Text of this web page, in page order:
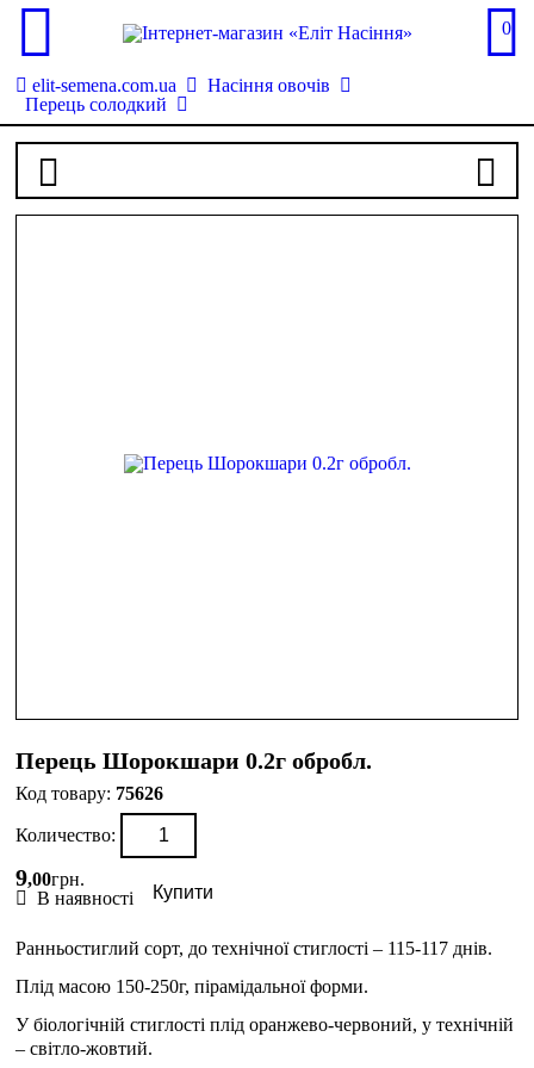
0
elit-semena.com.ua
Насіння овочів
Перець солодкий
Перець Шорокшари 0.2г обробл.
75626
Количество:
9,00грн.
В наявності
Купити
Ранньостиглий сорт, до технічної стиглості – 115-117 днів.
Плід масою 150-250г, пірамідальної форми.
У біологічній стиглості плід оранжево-червоний, у технічній
– світло-жовтий.